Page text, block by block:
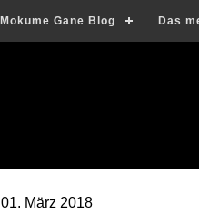
Mokume Gane Blog Das
01. März 2018